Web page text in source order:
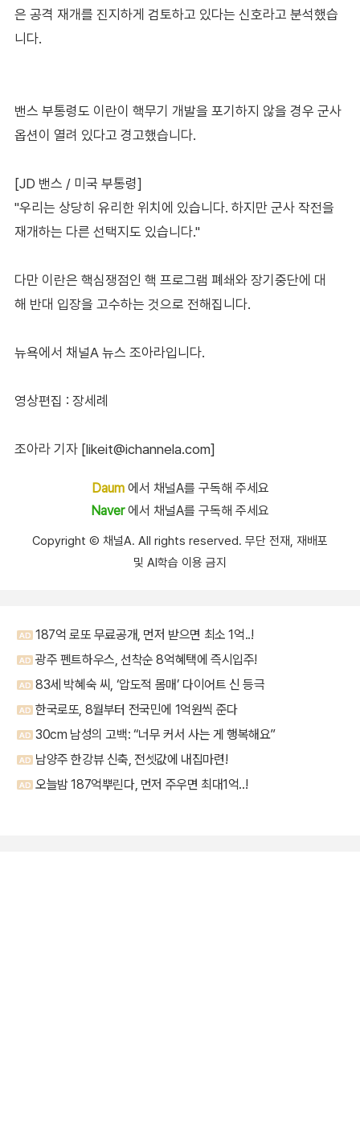
은 공격 재개를 진지하게 검토하고 있다는 신호라고 분석했습
니다.
밴스 부통령도 이란이 핵무기 개발을 포기하지 않을 경우 군사
옵션이 열려 있다고 경고했습니다.
[JD 밴스 / 미국 부통령]
"우리는 상당히 유리한 위치에 있습니다. 하지만 군사 작전을
재개하는 다른 선택지도 있습니다."
다만 이란은 핵심쟁점인 핵 프로그램 폐쇄와 장기중단에 대
해 반대 입장을 고수하는 것으로 전해집니다.
뉴욕에서 채널A 뉴스 조아라입니다.
영상편집 : 장세례
조아라 기자 [likeit@ichannela.com]
Daum에서 채널A를 구독해 주세요
Naver에서 채널A를 구독해 주세요
Copyright Ⓒ 채널A. All rights reserved. 무단 전재, 재배포
및 AI학습 이용 금지